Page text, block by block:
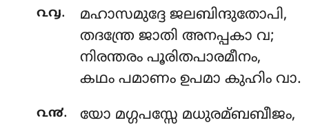
൨൮.
മഹാസമുദ്ദേ ജലബിന്ദുതോപി,
തദന്ത്രേ ജാതി അനപ്പകാ വ;
നിരന്തരം പൂരിതപാരമീനം,
കഥം പമാണം ഉപമാ കുഹിം വാ.
൨൯.
യോ മഗ്ഗപസ്സേ മധുരമ്ബബീജം,